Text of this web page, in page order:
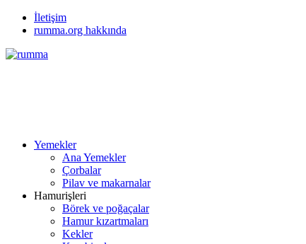
İletişim
rumma.org hakkında
Yemekler
Ana Yemekler
Çorbalar
Pilav ve makarnalar
Hamurişleri
Börek ve poğaçalar
Hamur kızartmaları
Kekler